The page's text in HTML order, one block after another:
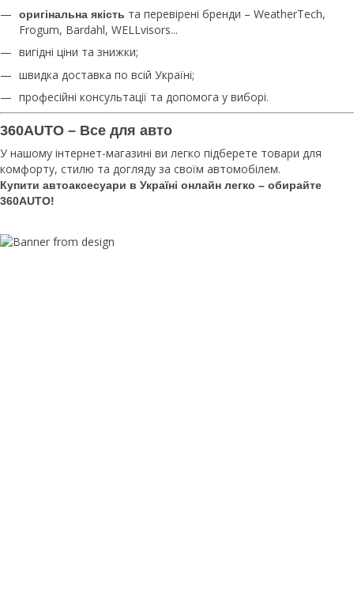
оригінальна якість та перевірені бренди – WeatherTech,
Frogum, Bardahl, WELLvisors...
вигідні ціни та знижки;
швидка доставка по всій Україні;
професійні консультації та допомога у виборі.
360AUTO – Все для авто
У нашому інтернет-магазині ви легко підберете товари для
комфорту, стилю та догляду за своїм автомобілем.
Купити автоаксесуари в Україні онлайн легко – обирайте
360AUTO!